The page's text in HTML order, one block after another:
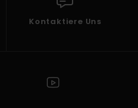
Kontaktiere Uns